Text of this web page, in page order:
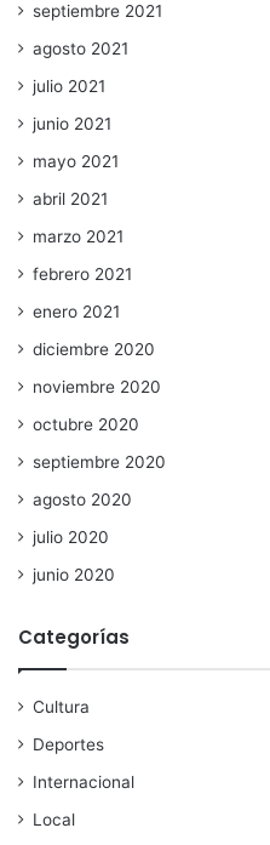
septiembre 2021
agosto 2021
julio 2021
junio 2021
mayo 2021
abril 2021
marzo 2021
febrero 2021
enero 2021
diciembre 2020
noviembre 2020
octubre 2020
septiembre 2020
agosto 2020
julio 2020
junio 2020
Categorías
Cultura
Deportes
Internacional
Local